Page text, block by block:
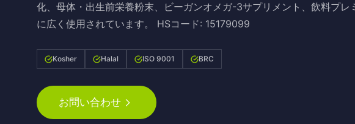
化、母体・出生前栄養粉末、ビーガンオメガ-3サプリメント、飲料プ
に広く使用されています。 HSコード: 15179099
Kosher Halal ISO 9001 BRC
お問い合わせ